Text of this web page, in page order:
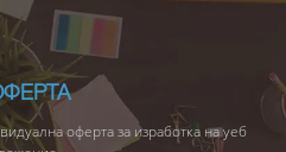
оферта за изработка на уеб